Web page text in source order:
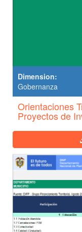
Dimension:
Gobernanza
Orientaciones
Proyectos de